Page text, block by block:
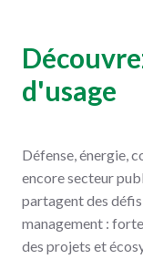
d'usage
Défense, énergie,
encore secteur
partagent des
management :
des projets et